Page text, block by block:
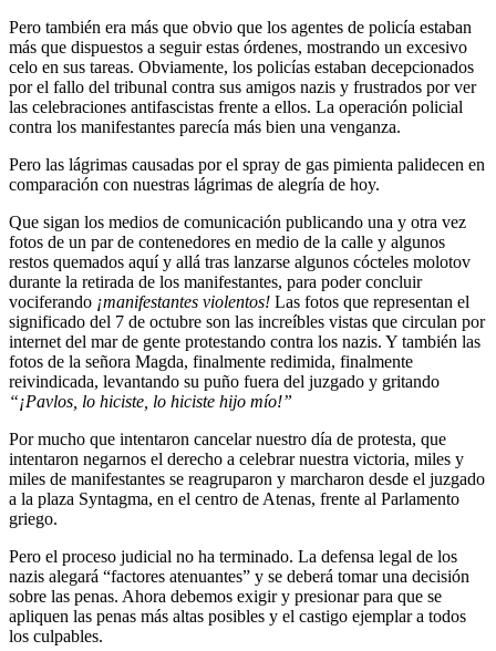
Pero también era más que obvio que los agentes de policía estaban
más que dispuestos a seguir estas órdenes, mostrando un excesivo
celo en sus tareas. Obviamente, los policías estaban decepcionados
por el fallo del tribunal contra sus amigos nazis y frustrados por ver
las celebraciones antifascistas frente a ellos. La operación policial
contra los manifestantes parecía más bien una venganza.
Pero las lágrimas causadas por el spray de gas pimienta palidecen en
comparación con nuestras lágrimas de alegría de hoy.
Que sigan los medios de comunicación publicando una y otra vez
fotos de un par de contenedores en medio de la calle y algunos
restos quemados aquí y allá tras lanzarse algunos cócteles molotov
durante la retirada de los manifestantes, para poder concluir
vociferando ¡manifestantes violentos! Las fotos que representan el
significado del 7 de octubre son las increíbles vistas que circulan por
internet del mar de gente protestando contra los nazis. Y también las
fotos de la señora Magda, finalmente redimida, finalmente
reivindicada, levantando su puño fuera del juzgado y gritando
“¡Pavlos, lo hiciste, lo hiciste hijo mío!”
Por mucho que intentaron cancelar nuestro día de protesta, que
intentaron negarnos el derecho a celebrar nuestra victoria, miles y
miles de manifestantes se reagruparon y marcharon desde el juzgado
a la plaza Syntagma, en el centro de Atenas, frente al Parlamento
griego.
Pero el proceso judicial no ha terminado. La defensa legal de los
nazis alegará “factores atenuantes” y se deberá tomar una decisión
sobre las penas. Ahora debemos exigir y presionar para que se
apliquen las penas más altas posibles y el castigo ejemplar a todos
los culpables.